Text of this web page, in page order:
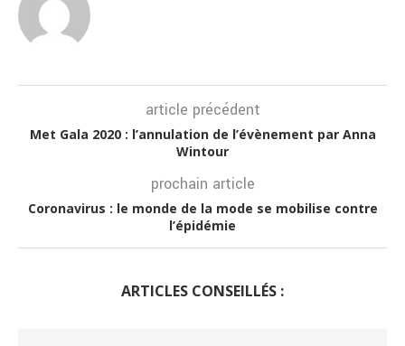
article précédent
Met Gala 2020 : l’annulation de l’évènement par Anna
Wintour
prochain article
Coronavirus : le monde de la mode se mobilise contre
l’épidémie
ARTICLES CONSEILLÉS :